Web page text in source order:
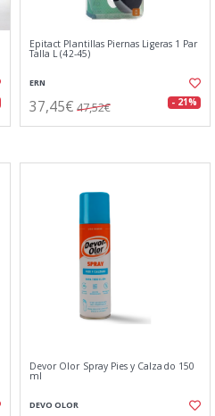
Epitact Plantillas Piernas Ligeras 1 Par
Talla L (42-45)
ERN
37,45€ 47,52€ - 21%
Devor Olor Spray Pies y Calzado 150
ml
DEVO OLOR